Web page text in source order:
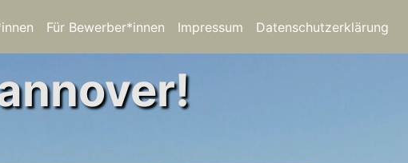
Für Bewerber*innen Impressum Datenschutzerklärung